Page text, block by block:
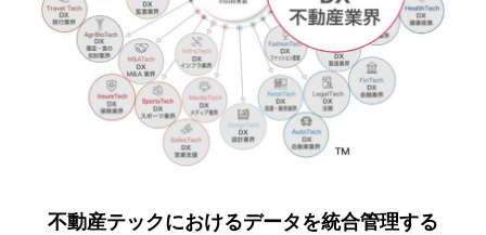
不動産テックにおけるデータを統合管理する